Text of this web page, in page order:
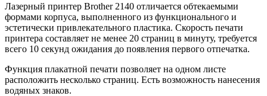
Лазерный принтер Brother 2140 отличается обтекаемыми
формами корпуса, выполненного из функционального и
эстетически привлекательного пластика. Скорость печати
принтера составляет не менее 20 страниц в минуту, требуется
всего 10 секунд ожидания до появления первого отпечатка.
Функция плакатной печати позволяет на одном листе
расположить несколько страниц. Есть возможность нанесения
водяных знаков.